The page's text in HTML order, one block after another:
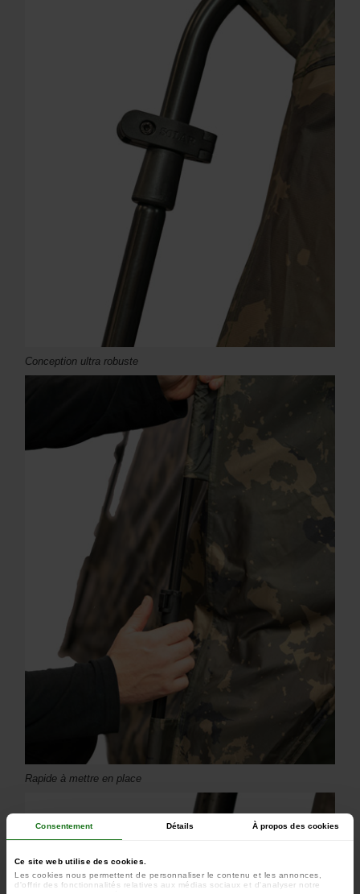
Consentement Détails À propos des cookies
Ce site web utilise des cookies.
Les cookies nous permettent de personnaliser le contenu et les annonces,
d'offrir des fonctionnalités relatives aux médias sociaux et d'analyser notre
Conception ultra robuste
Rapide à mettre en place